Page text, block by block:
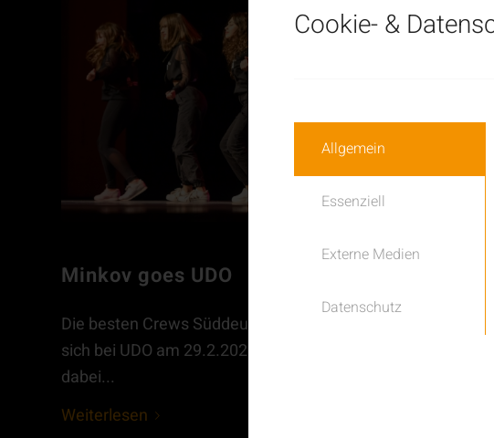
Cookie-&
Allgemein
Essenziell
Externe Medien
Datenschutz
Minkov goes UDO
Die besten Crews Süddeutschlands messen
sich bei UDO am 29.2.2020 und wir sind
dabei...
Weiterlesen